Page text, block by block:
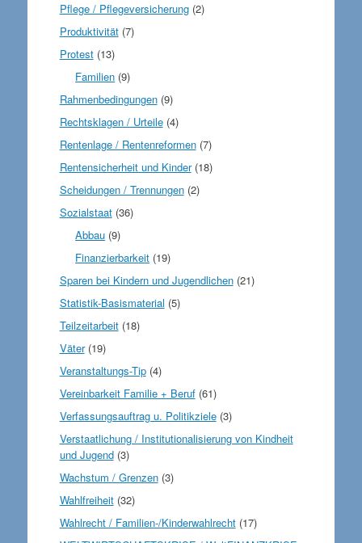
Pflege / Pflegeversicherung(2)
Produktivität(7)
Protest(13)
Familien (9)
Rahmenbedingungen(9)
Rechtsklagen / Urteile(4)
Rentenlage / Rentenreformen(7)
Rentensicherheit und Kinder(18)
Scheidungen / Trennungen(2)
Sozialstaat(36)
Abbau (9)
Finanzierbarkeit (19)
Sparen bei Kindern und Jugendlichen(21)
Statistik-Basismaterial (5)
Teilzeitarbeit(18)
Väter(19)
Veranstaltungs-Tip(4)
Vereinbarkeit Familie + Beruf(61)
Verfassungsauftrag u. Politikziele(3)
Verstaatlichung / Institutionalisierung von Kindheit
und Jugend(3)
Wachstum / Grenzen(3)
Wahlfreiheit(32)
Wahlrecht / Familien-/Kinderwahlrecht(17)